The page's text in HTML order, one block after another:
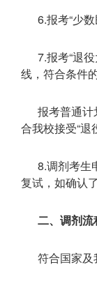
6.报考“少
7.报考“退
线，符合条件
报考普通计
合我校接受“
8.调剂考生
复试，如确认
二、调剂流
符合国家